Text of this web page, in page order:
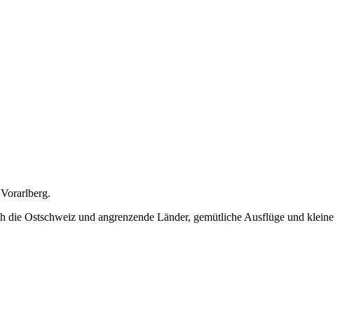
Ostschweiz und angrenzende Länder, gemütliche Ausflüge und kleine